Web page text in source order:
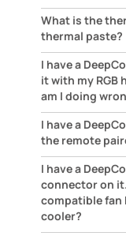
What is the
thermal paste?
I have a
it with my RGB
am I doing
I have a
the remote
I have a
connector on
compatible fan
cooler?